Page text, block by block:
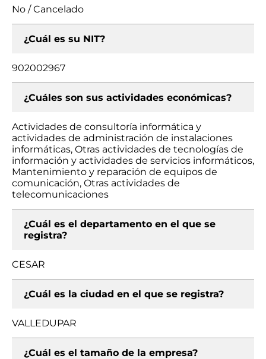
No / Cancelado
¿Cuál es su NIT?
902002967
¿Cuáles son sus actividades económicas?
Actividades de consultoría informática y
actividades de administración de instalaciones
informáticas, Otras actividades de tecnologías de
información y actividades de servicios informáticos,
Mantenimiento y reparación de equipos de
comunicación, Otras actividades de
telecomunicaciones
¿Cuál es el departamento en el que se
registra?
CESAR
¿Cuál es la ciudad en el que se registra?
VALLEDUPAR
¿Cuál es el tamaño de la empresa?